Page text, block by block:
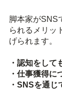
脚本家がSNS
られるメリッ
げられます。
・認知をして
・仕事獲得に
・SNSを通じ